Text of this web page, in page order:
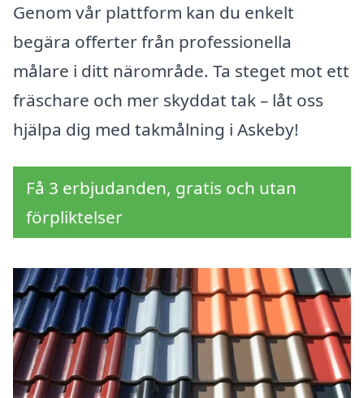
Genom vår plattform kan du enkelt
begära offerter från professionella
målare i ditt närområde. Ta steget mot ett
fräschare och mer skyddat tak – låt oss
hjälpa dig med takmålning i Askeby!
Få 3 erbjudanden, gratis och utan
förpliktelser